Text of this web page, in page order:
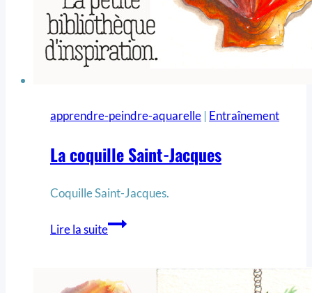
apprendre-peindre-aquarelle | Entraînement
La coquille Saint-Jacques
Coquille Saint-Jacques.
Lire la suite